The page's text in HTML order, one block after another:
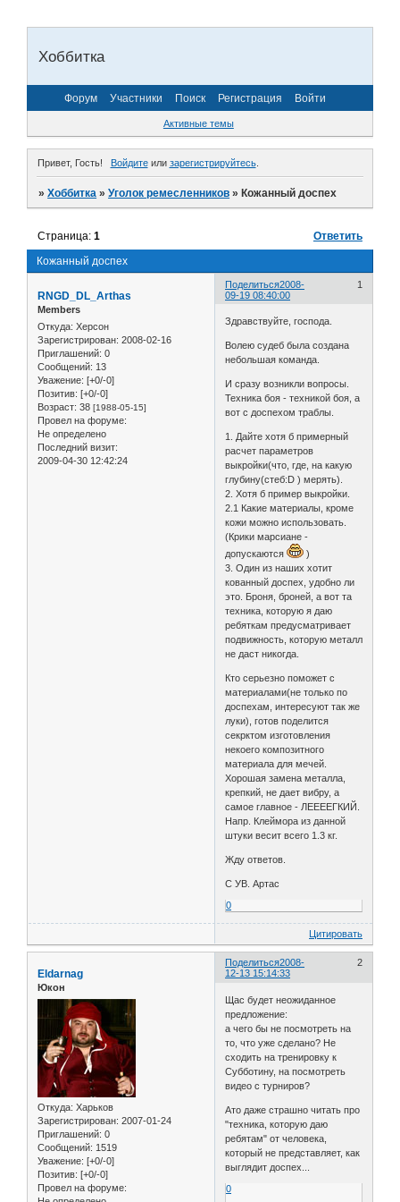
Хоббитка
Форум Участники Поиск Регистрация Войти
Активные темы
Привет, Гость! Войдитеили зарегистрируйтесь.
»Хоббитка »Уголок ремесленников »Кожанный доспех
Кожанный доспех
Страница:1 Ответить
Поделиться 1
2008-
09-19 08:40:00
RNGD_DL_Arthas
Members
Откуда: Херсон
Зарегистрирован: 2008-02-16
Приглашений: 0
Сообщений: 13
Уважение: [+0/-0]
Позитив: [+0/-0]
Возраст: 38 [1988-05-15]
Провел на форуме:
Не определено
Последний визит:
2009-04-30 12:42:24
Здравствуйте, господа.
Волею судеб была создана
небольшая команда.
И сразу возникли вопросы.
Техника боя - техникой боя, а
вот с доспехом траблы.
1. Дайте хотя б примерный
расчет параметров
выкройки(что, где, на какую
глубину(стеб:D ) мерять).
2. Хотя б пример выкройки.
2.1 Какие материалы, кроме
кожи можно использовать.
(Крики марсиане -
допускаются
)
3. Один из наших хотит
кованный доспех, удобно ли
это. Броня, броней, а вот та
техника, которую я даю
ребяткам предусматривает
подвижность, которую металл
не даст никогда.
Кто серьезно поможет с
материалами(не только по
доспехам, интересуют так же
луки), готов поделится
секрктом изготовления
некоего композитного
материала для мечей.
Хорошая замена металла,
крепкий, не дает вибру, а
самое главное - ЛЕЕЕЕГКИЙ.
Напр. Клеймора из данной
штуки весит всего 1.3 кг.
Жду ответов.
С УВ. Артас
0
Цитировать
Поделиться 2
2008-
12-13 15:14:33
Eldarnag
Юкон
Откуда: Харьков
Зарегистрирован: 2007-01-24
Приглашений: 0
Сообщений: 1519
Уважение: [+0/-0]
Позитив: [+0/-0]
Провел на форуме:
Щас будет неожиданное
предложение:
а чего бы не посмотреть на
то, что уже сделано? Не
сходить на тренировку к
Субботину, на посмотреть
видео с турниров?
Ато даже страшно читать про
"техника, которую даю
ребятам" от человека,
который не представляет, как
выглядит доспех...
0